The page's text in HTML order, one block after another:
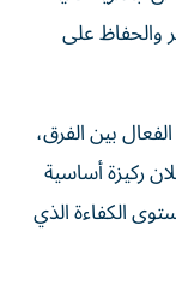
والحفاظ على
بين الفرق،
ركيزة أساسية
الكفاءة الذي